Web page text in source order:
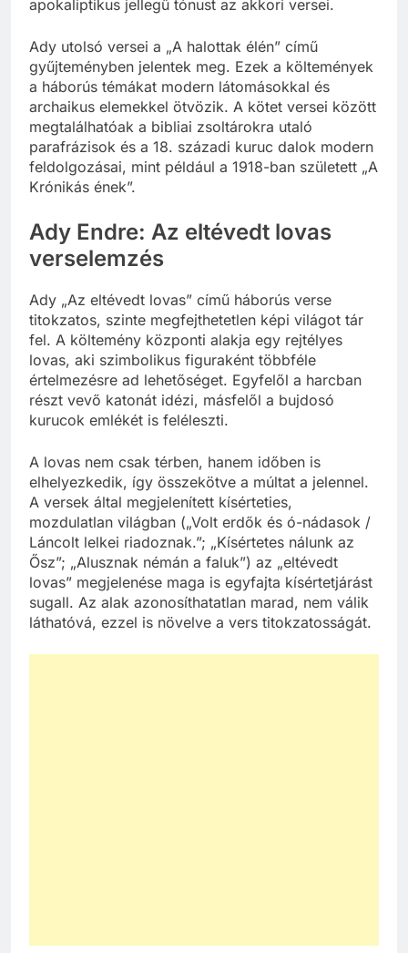
apokaliptikus jellegű tónust az akkori versei.
Ady utolsó versei a „A halottak élén” című
gyűjteményben jelentek meg. Ezek a költemények
a háborús témákat modern látomásokkal és
archaikus elemekkel ötvözik. A kötet versei között
megtalálhatóak a bibliai zsoltárokra utaló
parafrázisok és a 18. századi kuruc dalok modern
feldolgozásai, mint például a 1918-ban született „A
Krónikás ének”.
Ady Endre: Az eltévedt lovas
verselemzés
Ady „Az eltévedt lovas” című háborús verse
titokzatos, szinte megfejthetetlen képi világot tár
fel. A költemény központi alakja egy rejtélyes
lovas, aki szimbolikus figuraként többféle
értelmezésre ad lehetőséget. Egyfelől a harcban
részt vevő katonát idézi, másfelől a bujdosó
kurucok emlékét is feléleszti.
A lovas nem csak térben, hanem időben is
elhelyezkedik, így összekötve a múltat a jelennel.
A versek által megjelenített kísérteties,
mozdulatlan világban („Volt erdők és ó-nádasok /
Láncolt lelkei riadoznak.”; „Kísértetes nálunk az
Ősz”; „Alusznak némán a faluk”) az „eltévedt
lovas” megjelenése maga is egyfajta kísértetjárást
sugall. Az alak azonosíthatatlan marad, nem válik
láthatóvá, ezzel is növelve a vers titokzatosságát.